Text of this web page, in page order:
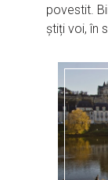
povestit.
știți voi, în